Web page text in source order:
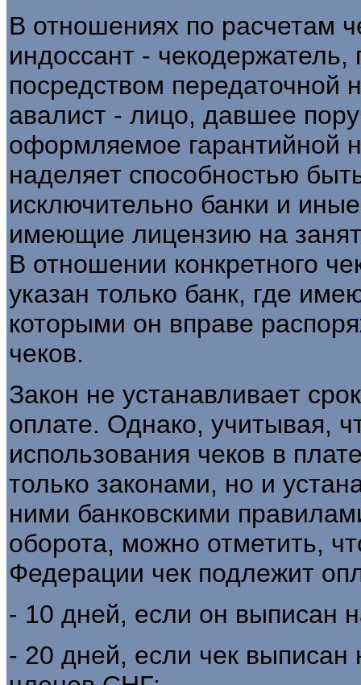
В отношениях по расчетам
индоссант -
посредством передаточной
авалист - лицо, давшее
оформляемое гарантийной
наделяет способностью
исключительно банки и
имеющие лицензию на
В отношении конкретного
указан только банк, где
которыми он вправе
чеков.
Закон не устанавливает
оплате. Однако, учитывая,
использования чеков в
только законами, но и
ними банковскими
оборота, можно отметить,
Федерации чек подлежит
- 10 дней, если он выписан
- 20 дней, если чек выписан